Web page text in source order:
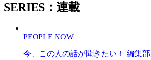
SERIES：連載
PEOPLE NOW
今、この人の話が聞きたい！ 編集